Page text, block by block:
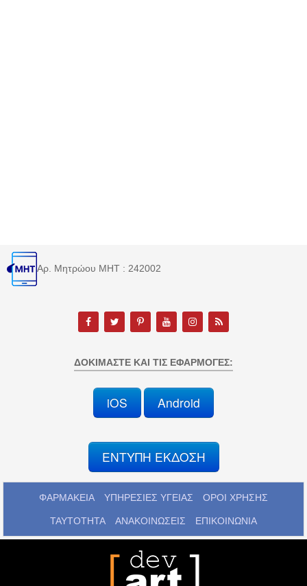
Αρ. Μητρώου MHT : 242002
ΔΟΚΙΜΆΣΤΕ ΚΑΙ ΤΙΣ ΕΦΑΡΜΟΓΈΣ:
iOS Android
ΕΝΤΥΠΗ ΕΚΔΟΣΗ
ΦΑΡΜΑΚΕΙΑ ΥΠΗΡΕΣΙΕΣ ΥΓΕΙΑΣ ΟΡΟΙ ΧΡΗΣΗΣ
ΤΑΥΤΟΤΗΤΑ ΑΝΑΚΟΙΝΩΣΕΙΣ ΕΠΙΚΟΙΝΩΝΙΑ